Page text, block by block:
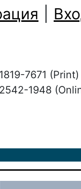
7671 (Print)
1948